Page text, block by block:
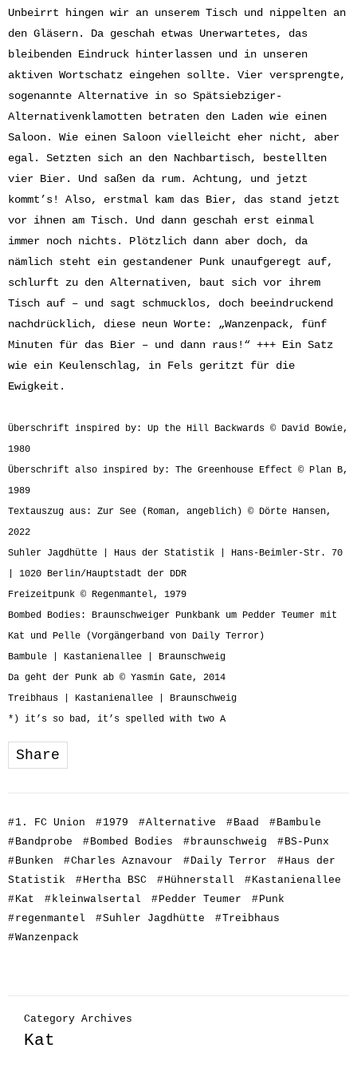
Unbeirrt hingen wir an unserem Tisch und nippelten an
den Gläsern. Da geschah etwas Unerwartetes, das
bleibenden Eindruck hinterlassen und in unseren
aktiven Wortschatz eingehen sollte. Vier versprengte,
sogenannte Alternative in so Spätsiebziger-
Alternativenklamotten betraten den Laden wie einen
Saloon. Wie einen Saloon vielleicht eher nicht, aber
egal. Setzten sich an den Nachbartisch, bestellten
vier Bier. Und saßen da rum. Achtung, und jetzt
kommt’s! Also, erstmal kam das Bier, das stand jetzt
vor ihnen am Tisch. Und dann geschah erst einmal
immer noch nichts. Plötzlich dann aber doch, da
nämlich steht ein gestandener Punk unaufgeregt auf,
schlurft zu den Alternativen, baut sich vor ihrem
Tisch auf – und sagt schmucklos, doch beeindruckend
nachdrücklich, diese neun Worte: „Wanzenpack, fünf
Minuten für das Bier – und dann raus!“ +++ Ein Satz
wie ein Keulenschlag, in Fels geritzt für die
Ewigkeit.
Überschrift inspired by: Up the Hill Backwards © David Bowie,
1980
Überschrift also inspired by: The Greenhouse Effect © Plan B,
1989
Textauszug aus: Zur See (Roman, angeblich) © Dörte Hansen,
2022
Suhler Jagdhütte | Haus der Statistik | Hans-Beimler-Str. 70
| 1020 Berlin/Hauptstadt der DDR
Freizeitpunk © Regenmantel, 1979
Bombed Bodies: Braunschweiger Punkbank um Pedder Teumer mit
Kat und Pelle (Vorgängerband von Daily Terror)
Bambule | Kastanienallee | Braunschweig
Da geht der Punk ab © Yasmin Gate, 2014
Treibhaus | Kastanienallee | Braunschweig
*) it’s so bad, it’s spelled with two A
Share
#1. FC Union #1979 #Alternative #Baad #Bambule
#Bandprobe #Bombed Bodies #braunschweig #BS-Punx
#Bunken #Charles Aznavour #Daily Terror #Haus der
Statistik
#Hertha BSC #Hühnerstall #Kastanienallee
#Kat #kleinwalsertal #Pedder Teumer #Punk
#regenmantel #Suhler Jagdhütte #Treibhaus
#Wanzenpack
Category Archives
Kat